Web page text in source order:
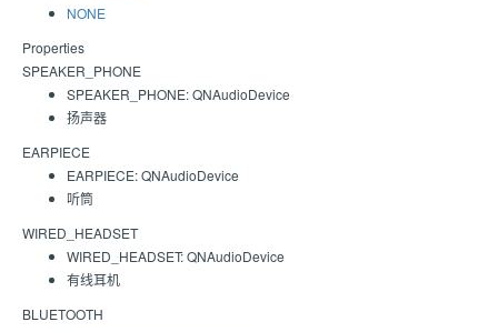
NONE
Properties
SPEAKER_PHONE
SPEAKER_PHONE: QNAudioDevice
扬声器
EARPIECE
EARPIECE: QNAudioDevice
听筒
WIRED_HEADSET
WIRED_HEADSET: QNAudioDevice
有线耳机
BLUETOOTH